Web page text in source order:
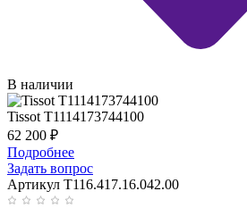
В наличии
Tissot T1114173744100
62 200 ₽
Подробнее
Задать вопрос
Артикул T116.417.16.042.00